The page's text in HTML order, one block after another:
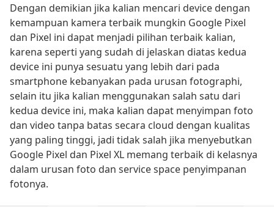
Dengan demikian jika kalian mencari device dengan
kemampuan kamera terbaik mungkin Google Pixel
dan Pixel ini dapat menjadi pilihan terbaik kalian,
karena seperti yang sudah di jelaskan diatas kedua
device ini punya sesuatu yang lebih dari pada
smartphone kebanyakan pada urusan fotographi,
selain itu jika kalian menggunakan salah satu dari
kedua device ini, maka kalian dapat menyimpan foto
dan video tanpa batas secara cloud dengan kualitas
yang paling tinggi, jadi tidak salah jika menyebutkan
Google Pixel dan Pixel XL memang terbaik di kelasnya
dalam urusan foto dan service space penyimpanan
fotonya.